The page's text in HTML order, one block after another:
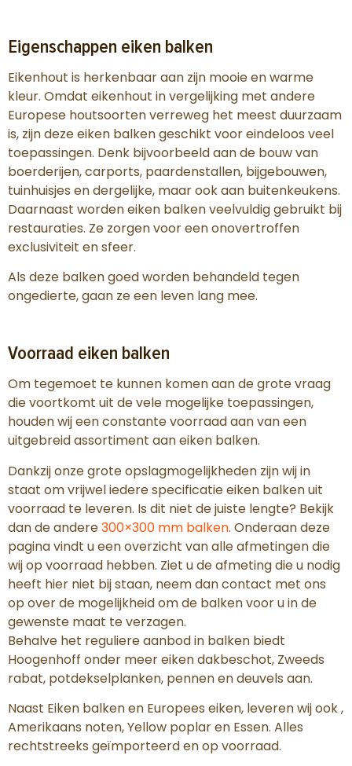
Eigenschappen eiken balken
Eikenhout is herkenbaar aan zijn mooie en warme
kleur. Omdat eikenhout in vergelijking met andere
Europese houtsoorten verreweg het meest duurzaam
is, zijn deze eiken balken geschikt voor eindeloos veel
toepassingen. Denk bijvoorbeeld aan de bouw van
boerderijen, carports, paardenstallen, bijgebouwen,
tuinhuisjes en dergelijke, maar ook aan buitenkeukens.
Daarnaast worden eiken balken veelvuldig gebruikt bij
restauraties. Ze zorgen voor een onovertroffen
exclusiviteit en sfeer.
Als deze balken goed worden behandeld tegen
ongedierte, gaan ze een leven lang mee.
Voorraad eiken balken
Om tegemoet te kunnen komen aan de grote vraag
die voortkomt uit de vele mogelijke toepassingen,
houden wij een constante voorraad aan van een
uitgebreid assortiment aan eiken balken.
Dankzij onze grote opslagmogelijkheden zijn wij in
staat om vrijwel iedere specificatie eiken balken uit
voorraad te leveren. Is dit niet de juiste lengte? Bekijk
dan de andere300×300 mm balken. Onderaan deze
pagina vindt u een overzicht van alle afmetingen die
wij op voorraad hebben. Ziet u de afmeting die u nodig
heeft hier niet bij staan, neem dan contact met ons
op over de mogelijkheid om de balken voor u in de
gewenste maat te verzagen.
Behalve het reguliere aanbod in balken biedt
Hoogenhoff onder meer eiken dakbeschot, Zweeds
rabat, potdekselplanken, pennen en deuvels aan.
Naast Eiken balken en Europees eiken, leveren wij ook ,
Amerikaans noten, Yellow poplar en Essen. Alles
rechtstreeks geïmporteerd en op voorraad.